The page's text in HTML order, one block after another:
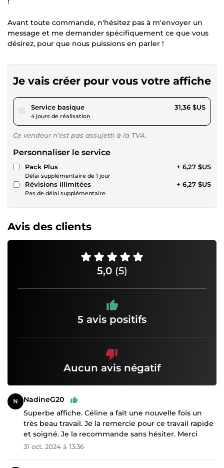
Avant toute commande, n'hésitez pas à m'envoyer un
message et me demander spécifiquement ce que vous
désirez, pour que nous puissions en parler !
Je vais créer pour vous votre affiche
Service basiquepour 28,90 $US
4 jours de réalisation
31,36 $US
Ce vendeur n’est pas assujetti à la TVA.
Personnaliser le service
Pack Plus
Délai supplémentaire de 1 jour
+ 6,27 $US
Révisions illimitées
Pas de délai supplémentaire
+ 6,27 $US
Avis des clients
5,0 (5)
5 avis positifs
Aucun avis négatif
NadineG20
Superbe affiche. Céline a fait une nouvelle fois un
très beau travail. Je la remercie pour ce travail rapide
et soigné. Je la recommande sans hésiter. Merci
31 oct. 2024 à 13:36